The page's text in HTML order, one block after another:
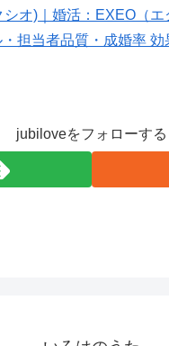
シオ)｜婚活：EXEO（エ
担当者品質・成婚率 効
jubiloveをフォローする